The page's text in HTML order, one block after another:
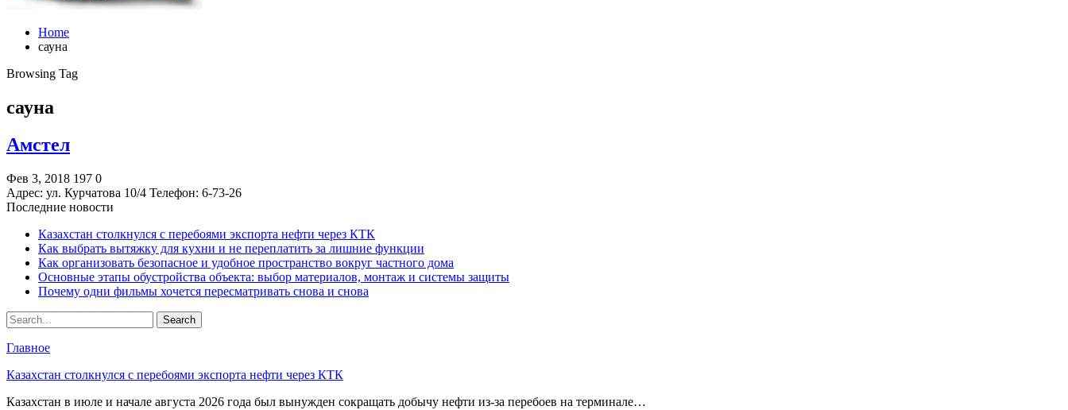
Home
сауна
Browsing Tag
сауна
Амстел
Фев 3, 2018 197 0
Адрес: ул. Курчатова 10/4 Телефон: 6-73-26
Последние новости
Казахстан столкнулся с перебоями экспорта нефти через КТК
Как выбрать вытяжку для кухни и не переплатить за лишние функции
Как организовать безопасное и удобное пространство вокруг частного дома
Основные этапы обустройства объекта: выбор материалов, монтаж и системы защиты
Почему одни фильмы хочется пересматривать снова и снова
Главное
Казахстан столкнулся с перебоями экспорта нефти через КТК
Казахстан в июле и начале августа 2026 года был вынужден сокращать добычу нефти из-за перебоев на терминале…